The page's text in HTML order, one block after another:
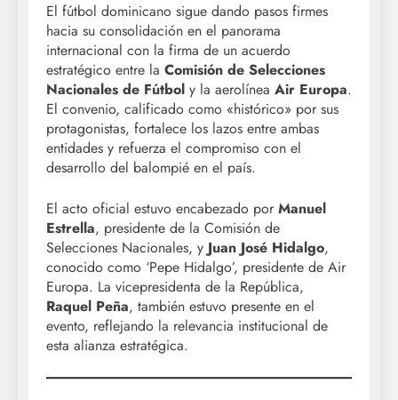
El fútbol dominicano sigue dando pasos firmes
hacia su consolidación en el panorama
internacional con la firma de un acuerdo
estratégico entre la Comisión de Selecciones
Nacionales de Fútbol y la aerolínea Air Europa.
El convenio, calificado como «histórico» por sus
protagonistas, fortalece los lazos entre ambas
entidades y refuerza el compromiso con el
desarrollo del balompié en el país.
El acto oficial estuvo encabezado por Manuel
Estrella, presidente de la Comisión de
Selecciones Nacionales, y Juan José Hidalgo,
conocido como ‘Pepe Hidalgo’, presidente de Air
Europa. La vicepresidenta de la República,
Raquel Peña, también estuvo presente en el
evento, reflejando la relevancia institucional de
esta alianza estratégica.